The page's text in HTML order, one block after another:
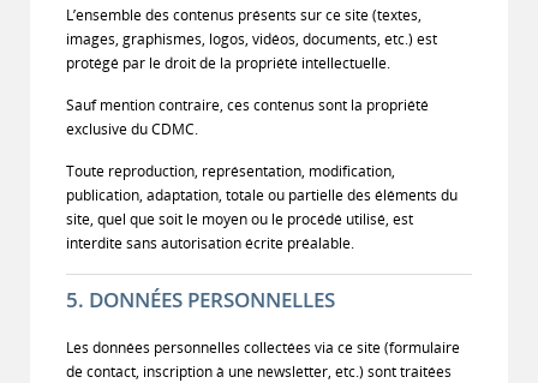
L’ensemble des contenus présents sur ce site (textes,
images, graphismes, logos, vidéos, documents, etc.) est
protégé par le droit de la propriété intellectuelle.
Sauf mention contraire, ces contenus sont la propriété
exclusive du CDMC.
Toute reproduction, représentation, modification,
publication, adaptation, totale ou partielle des éléments du
site, quel que soit le moyen ou le procédé utilisé, est
interdite sans autorisation écrite préalable.
5. DONNÉES PERSONNELLES
Les données personnelles collectées via ce site (formulaire
de contact, inscription à une newsletter, etc.) sont traitées